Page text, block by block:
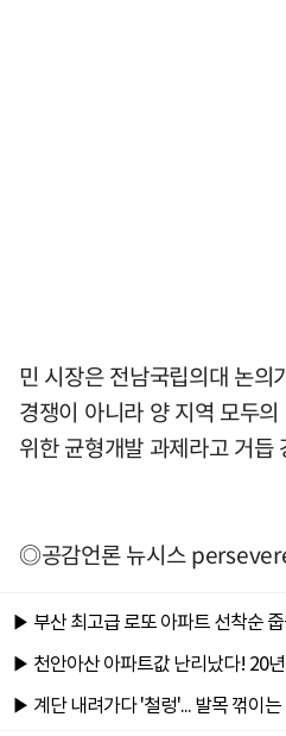
민 시장은 전남국립의대 논의
경쟁이 아니라 양 지역 모두
위한 균형개발 과제라고 거듭
◎공감언론 뉴시스